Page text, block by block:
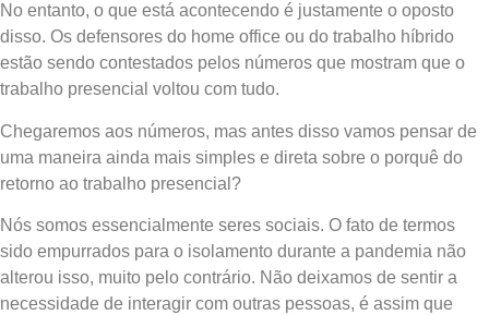
No entanto, o que está acontecendo é justamente o oposto
disso. Os defensores do home office ou do trabalho híbrido
estão sendo contestados pelos números que mostram que o
trabalho presencial voltou com tudo.
Chegaremos aos números, mas antes disso vamos pensar de
uma maneira ainda mais simples e direta sobre o porquê do
retorno ao trabalho presencial?
Nós somos essencialmente seres sociais. O fato de termos
sido empurrados para o isolamento durante a pandemia não
alterou isso, muito pelo contrário. Não deixamos de sentir a
necessidade de interagir com outras pessoas, é assim que